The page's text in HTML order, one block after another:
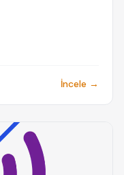
İncele →